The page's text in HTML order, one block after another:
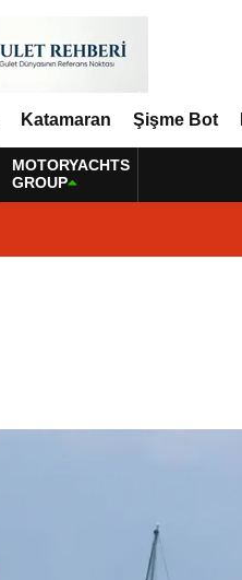
Katamaran Şişme Bot
MOTORYACHTS
GROUP